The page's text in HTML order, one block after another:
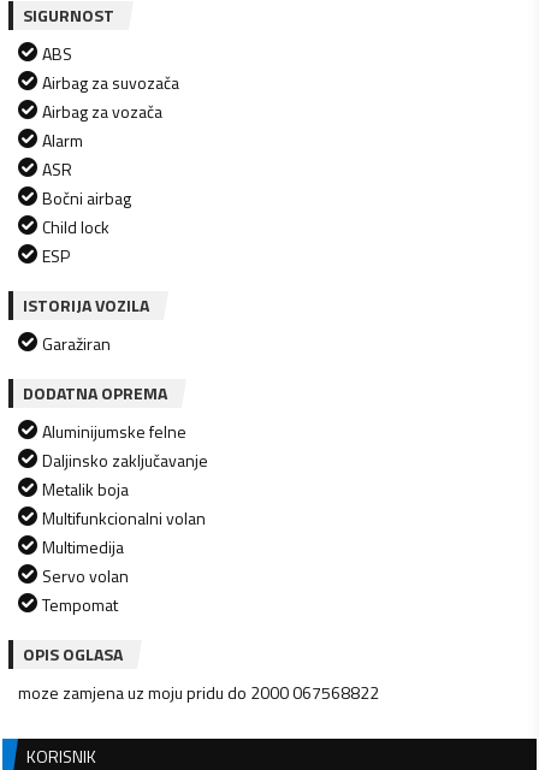
SIGURNOST
ABS
Airbag za suvozača
Airbag za vozača
Alarm
ASR
Bočni airbag
Child lock
ESP
ISTORIJA VOZILA
Garažiran
DODATNA OPREMA
Aluminijumske felne
Daljinsko zaključavanje
Metalik boja
Multifunkcionalni volan
Multimedija
Servo volan
Tempomat
OPIS OGLASA
moze zamjena uz moju pridu do 2000 067568822
KORISNIK